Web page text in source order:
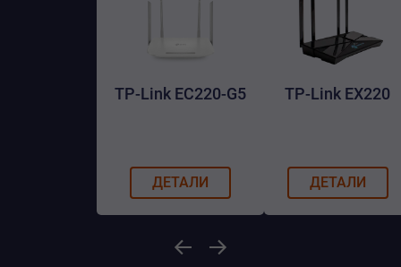
TP-Link EC220-G5
ДЕТАЛИ
TP-Link EX220
ДЕТАЛИ